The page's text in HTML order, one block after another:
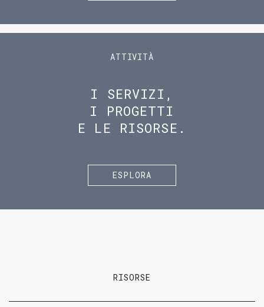
ATTIVITÀ
I SERVIZI,
I PROGETTI
E LE RISORSE.
ESPLORA
RISORSE